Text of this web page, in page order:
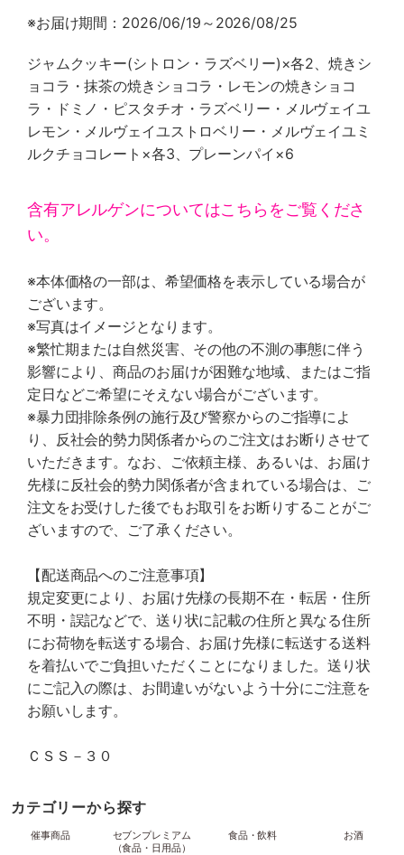
※お届け期間：2026/06/19～2026/08/25
ジャムクッキー(シトロン・ラズベリー)×各2、焼きシ
ョコラ・抹茶の焼きショコラ・レモンの焼きショコ
ラ・ドミノ・ピスタチオ・ラズベリー・メルヴェイユ
レモン・メルヴェイユストロベリー・メルヴェイユミ
ルクチョコレート×各3、プレーンパイ×6
含有アレルゲンについてはこちらをご覧くださ
い。
※本体価格の一部は、希望価格を表示している場合が
ございます。
※写真はイメージとなります。
※繁忙期または自然災害、その他の不測の事態に伴う
影響により、商品のお届けが困難な地域、またはご指
定日などご希望にそえない場合がございます。
※暴力団排除条例の施行及び警察からのご指導によ
り、反社会的勢力関係者からのご注文はお断りさせて
いただきます。なお、ご依頼主様、あるいは、お届け
先様に反社会的勢力関係者が含まれている場合は、ご
注文をお受けした後でもお取引をお断りすることがご
ざいますので、ご了承ください。
【配送商品へのご注意事項】
規定変更により、お届け先様の長期不在・転居・住所
不明・誤記などで、送り状に記載の住所と異なる住所
にお荷物を転送する場合、お届け先様に転送する送料
を着払いでご負担いただくことになりました。送り状
にご記入の際は、お間違いがないよう十分にご注意を
お願いします。
ＣＳＳ－３０
カテゴリーから探す
催事商品
セブンプレミアム
（食品・日用品）
食品・飲料 お酒